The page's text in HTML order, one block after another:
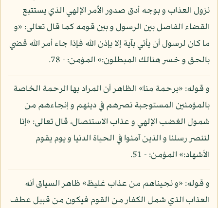
نزول العذاب و بوجه أدق صدور الأمر الإلهي الذي يستتبع
القضاء الفاصل بين الرسول و بين قومه كما قال تعالى: «و
ما كان لرسول أن يأتي بآية إلا بإذن الله فإذا جاء أمر الله قضي
بالحق و خسر هنالك المبطلون:» المؤمن: - 78.
و قوله: «برحمة منا» الظاهر أن المراد بها الرحمة الخاصة
بالمؤمنين المستوجبة نصرهم في دينهم و إنجاءهم من
شمول الغضب الإلهي و عذاب الاستئصال، قال تعالى: «إنا
لننصر رسلنا و الذين آمنوا في الحياة الدنيا و يوم يقوم
الأشهاد:» المؤمن: - 51.
و قوله: «و نجيناهم من عذاب غليظ» ظاهر السياق أنه
العذاب الذي شمل الكفار من القوم فيكون من قبيل عطف